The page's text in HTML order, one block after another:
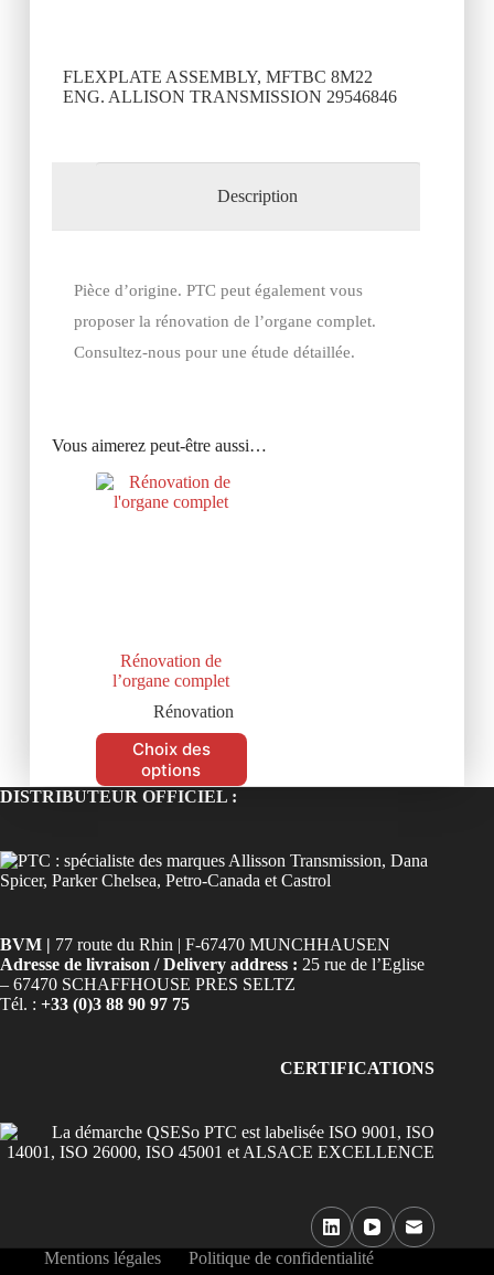
FLEXPLATE ASSEMBLY, MFTBC 8M22
ENG. ALLISON TRANSMISSION 29546846
Description
Pièce d’origine. PTC peut également vous
proposer la rénovation de l’organe complet.
Consultez-nous pour une étude détaillée.
Vous aimerez peut-être aussi…
Rénovation de
l’organe complet
Rénovation
Choix des
options
DISTRIBUTEUR OFFICIEL :
BVM | 77 route du Rhin | F-67470 MUNCHHAUSEN
Adresse de livraison / Delivery address : 25 rue de l’Eglise
– 67470 SCHAFFHOUSE PRES SELTZ
Tél. : +33 (0)3 88 90 97 75
CERTIFICATIONS
Mentions légales Politique de confidentialité